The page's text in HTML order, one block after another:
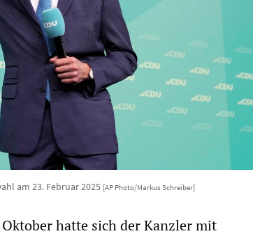
am 23. Februar 2025 [AP Photo/Markus Schreiber]
hatte sich der Kanzler mit